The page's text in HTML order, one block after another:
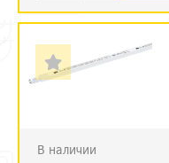
В наличии